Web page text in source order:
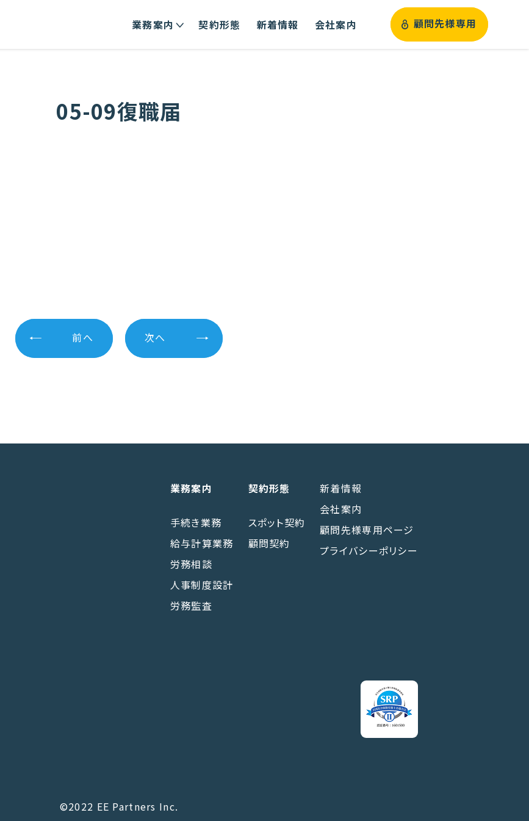
業務案内 契約形態 新着情報 会社案内 顧問先様専用
05-09復職届
前へ 次へ
業務案内
手続き業務
給与計算業務
労務相談
人事制度設計
労務監査
契約形態
スポット契約
顧問契約
新着情報
会社案内
顧問先様専用ページ
プライバシーポリシー
©2022 EE Partners Inc.